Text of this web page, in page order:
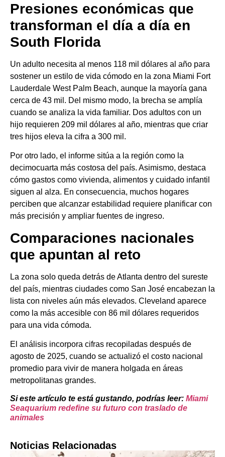
Presiones económicas que
transforman el día a día en
South Florida
Un adulto necesita al menos 118 mil dólares al año para
sostener un estilo de vida cómodo en la zona Miami Fort
Lauderdale West Palm Beach, aunque la mayoría gana
cerca de 43 mil. Del mismo modo, la brecha se amplía
cuando se analiza la vida familiar. Dos adultos con un
hijo requieren 209 mil dólares al año, mientras que criar
tres hijos eleva la cifra a 300 mil.
Por otro lado, el informe sitúa a la región como la
decimocuarta más costosa del país. Asimismo, destaca
cómo gastos como vivienda, alimentos y cuidado infantil
siguen al alza. En consecuencia, muchos hogares
perciben que alcanzar estabilidad requiere planificar con
más precisión y ampliar fuentes de ingreso.
Comparaciones nacionales
que apuntan al reto
La zona solo queda detrás de Atlanta dentro del sureste
del país, mientras ciudades como San José encabezan la
lista con niveles aún más elevados. Cleveland aparece
como la más accesible con 86 mil dólares requeridos
para una vida cómoda.
El análisis incorpora cifras recopiladas después de
agosto de 2025, cuando se actualizó el costo nacional
promedio para vivir de manera holgada en áreas
metropolitanas grandes.
Si este artículo te está gustando, podrías leer: Miami
Seaquarium redefine su futuro con traslado de
animales
Noticias Relacionadas